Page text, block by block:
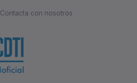
Contacta con nosotros